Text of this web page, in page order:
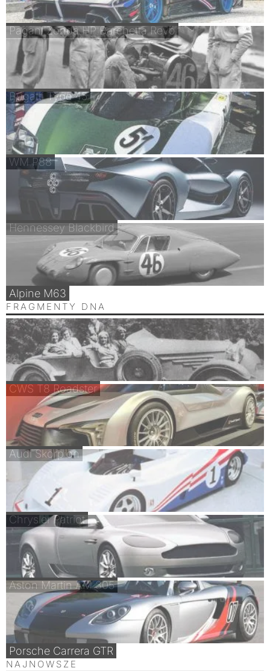
Pagani Zonda HP Barchetta Revo
Bugatti Type 45
WM P88
Hennessey Blackbird
Alpine M63
FRAGMENTY DNA
CWS T8 Roadster
Audi Skorpion
Chrysler Patriot
Aston Martin AM 305
Porsche Carrera GTR
NAJNOWSZE